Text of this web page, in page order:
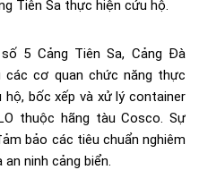
Tiên Sa thực hiện cứu hộ.
5 Cảng Tiên Sa, Cảng Đà
cơ quan chức năng thực
bốc xếp và xử lý container
thuộc hãng tàu Cosco. Sự
bảo các tiêu chuẩn nghiêm
ninh cảng biển.